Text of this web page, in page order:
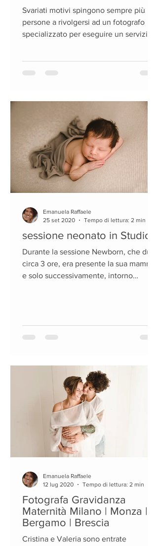
Svariati motivi spingono sempre più
persone a rivolgersi ad un fotografo
specializzato per eseguire un servizio
sessione neonato in Studio
Durante la sessione Newborn, che dura
circa 3 ore, era presente la sua mamma
e solo successivamente, intorno
Emanuela Raffaele
25 set 2020
Tempo di lettura: 2 min
Fotografa Gravidanza
Maternità Milano | Monza |
Bergamo | Brescia
Cristina e Valeria sono entrate
Emanuela Raffaele
12 lug 2020
Tempo di lettura: 2 min